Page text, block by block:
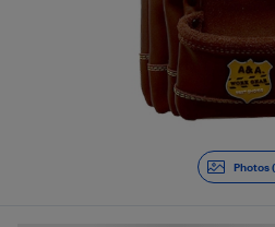
Photos